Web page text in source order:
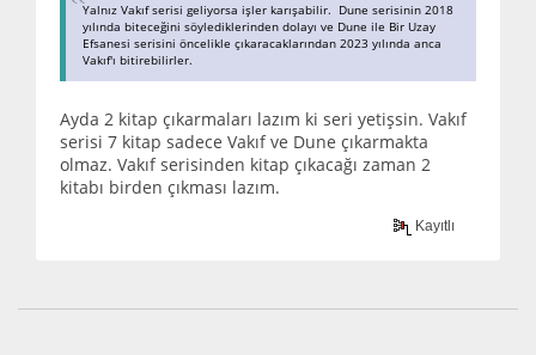
Yalnız Vakıf serisi geliyorsa işler karışabilir. Dune serisinin 2018
yılında biteceğini söylediklerinden dolayı ve Dune ile Bir Uzay
Efsanesi serisini öncelikle çıkaracaklarından 2023 yılında anca
Vakıf'ı bitirebilirler.
Ayda 2 kitap çıkarmaları lazım ki seri yetişsin. Vakıf
serisi 7 kitap sadece Vakıf ve Dune çıkarmakta
olmaz. Vakıf serisinden kitap çıkacağı zaman 2
kitabı birden çıkması lazım.
Kayıtlı